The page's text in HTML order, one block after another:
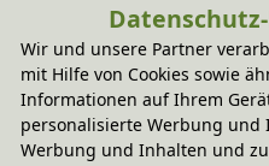
Pflegehinweis &
Sie haben
Wir und unsere Partner
mit Hilfe von Cookies sowie
Informationen auf Ihrem
personalisierte Werbung und
Werbung und Inhalten und